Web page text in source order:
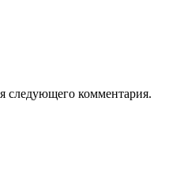
следующего комментария.